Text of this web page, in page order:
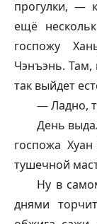
прогулки, —
ещё
госпожу
Чэнъэнь. Там,
так выйдет
— Ладно,
День
госпожа
тушечной
Ну в
днями